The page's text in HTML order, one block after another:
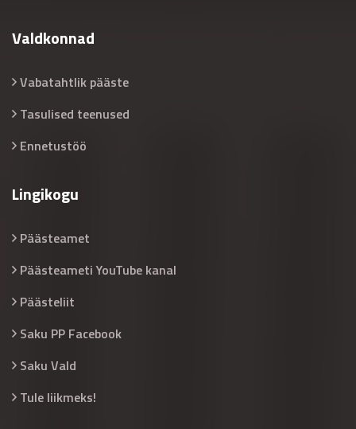
Valdkonnad
Vabatahtlik pääste
Tasulised teenused
Ennetustöö
Lingikogu
Päästeamet
Päästeameti YouTube kanal
Päästeliit
Saku PP Facebook
Saku Vald
Tule liikmeks!